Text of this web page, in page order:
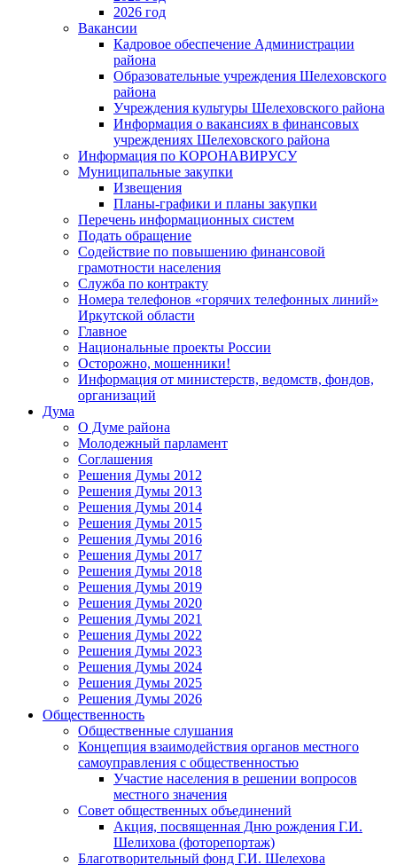
2026 год
Вакансии
Кадровое обеспечение Администрации
района
Образовательные учреждения Шелеховского
района
Учреждения культуры Шелеховского района
Информация о вакансиях в финансовых
учреждениях Шелеховского района
Информация по КОРОНАВИРУСУ
Муниципальные закупки
Извещения
Планы-графики и планы закупки
Перечень информационных систем
Подать обращение
Содействие по повышению финансовой
грамотности населения
Служба по контракту
Номера телефонов «горячих телефонных линий»
Иркутской области
Главное
Национальные проекты России
Осторожно, мошенники!
Информация от министерств, ведомств, фондов,
организаций
Дума
О Думе района
Молодежный парламент
Соглашения
Решения Думы 2012
Решения Думы 2013
Решения Думы 2014
Решения Думы 2015
Решения Думы 2016
Решения Думы 2017
Решения Думы 2018
Решения Думы 2019
Решения Думы 2020
Решения Думы 2021
Решения Думы 2022
Решения Думы 2023
Решения Думы 2024
Решения Думы 2025
Решения Думы 2026
Общественность
Общественные слушания
Концепция взаимодействия органов местного
самоуправления с общественностью
Участие населения в решении вопросов
местного значения
Совет общественных объединений
Акция, посвященная Дню рождения Г.И.
Шелихова (фоторепортаж)
Благотворительный фонд Г.И. Шелехова